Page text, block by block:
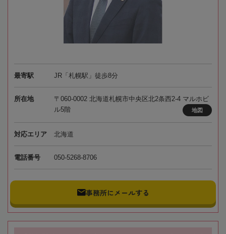
最寄駅 JR「札幌駅」徒歩8分
所在地
〒060-0002 北海道札幌市中央区北2条西2-4 マルホビ
ル5階
地図
対応エリア 北海道
電話番号 050-5268-8706
事務所にメールする